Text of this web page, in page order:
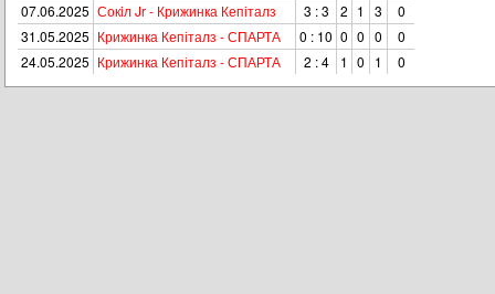
07.06.2025 Сокiл Jr - Крижинка Кепіталз 3 : 3 2 1 3
0
31.05.2025 Крижинка Кепіталз - СПАРТА 0 : 10 0 0 0
0
24.05.2025 Крижинка Кепіталз - СПАРТА 2 : 4 1 0 1 0